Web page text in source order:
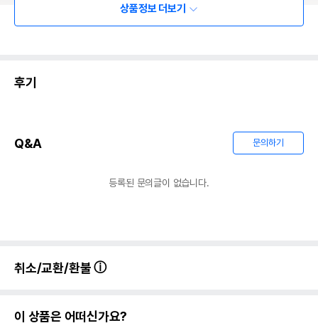
상품정보 더보기
후기
Q&A 문의하기
등록된 문의글이 없습니다.
취소/교환/환불
이 상품은 어떠신가요?